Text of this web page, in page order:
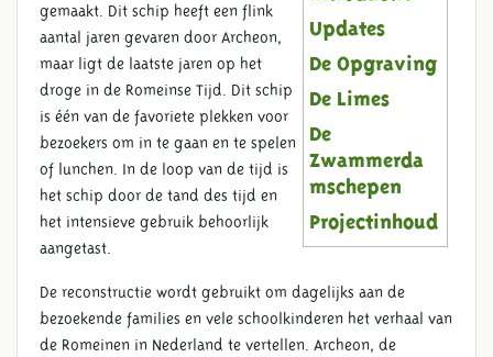
Updates
De Opgraving
De Limes
De
Zwammerda
mschepen
Projectinhoud
gemaakt. Dit schip heeft een flink
aantal jaren gevaren door Archeon,
maar ligt de laatste jaren op het
droge in de Romeinse Tijd. Dit schip
is één van de favoriete plekken voor
bezoekers om in te gaan en te spelen
of lunchen. In de loop van de tijd is
het schip door de tand des tijd en
het intensieve gebruik behoorlijk
aangetast.
De reconstructie wordt gebruikt om dagelijks aan de
bezoekende families en vele schoolkinderen het verhaal van
de Romeinen in Nederland te vertellen. Archeon, de